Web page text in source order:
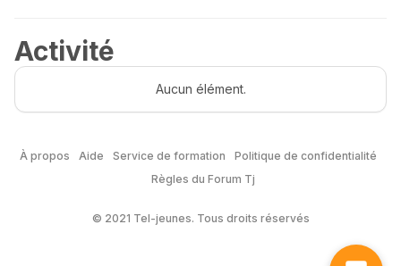
Activité
Aucun élément.
À propos Aide Service de formation
Politique de confidentialité
Règles du Forum Tj
© 2021 Tel-jeunes. Tous droits réservés